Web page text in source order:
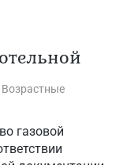
газовой